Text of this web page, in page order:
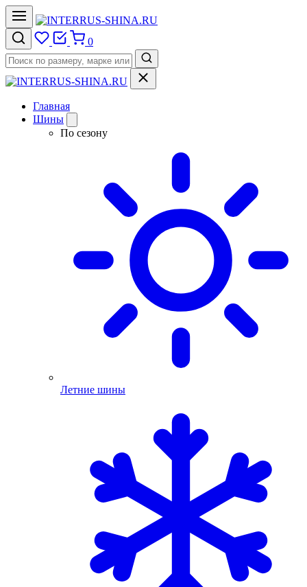
0
Главная
Шины
По сезону
Летние шины